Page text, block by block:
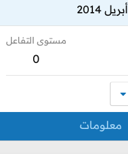
مستوى التفاعل
0
معلومات